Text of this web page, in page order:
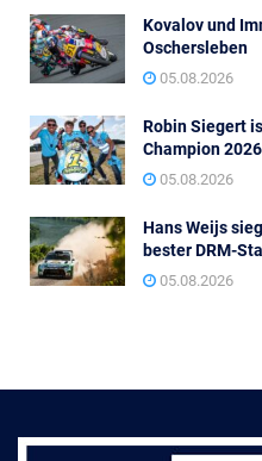
Kovalov und
Oschersleben
05.08.2026
Robin Siegert
Champion 2026
05.08.2026
Hans Weijs
bester DRM-
05.08.2026